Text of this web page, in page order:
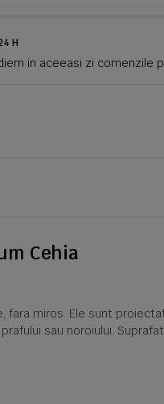
H
in aceeasi zi comenzile
Cehia
miros. Ele sunt
sau noroiului.